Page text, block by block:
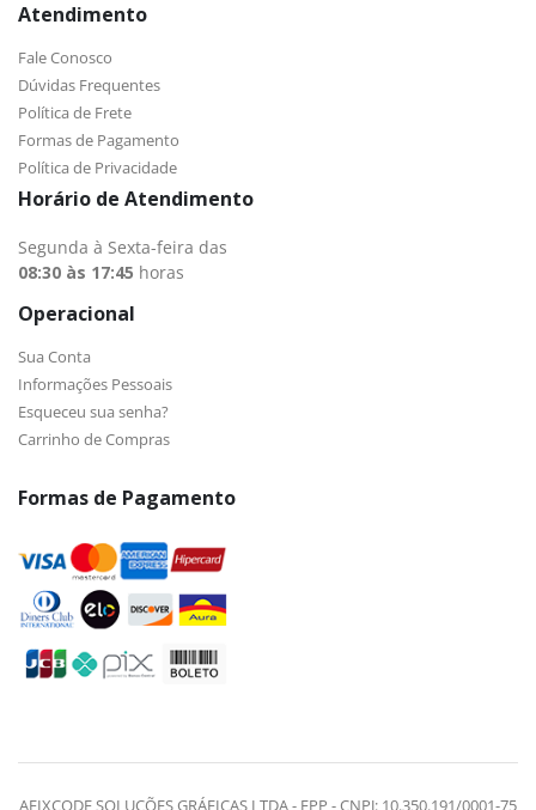
Atendimento
Fale Conosco
Dúvidas Frequentes
Política de Frete
Formas de Pagamento
Política de Privacidade
Horário de Atendimento
Segunda à Sexta-feira das
08:30 às 17:45 horas
Operacional
Sua Conta
Informações Pessoais
Esqueceu sua senha?
Carrinho de Compras
Formas de Pagamento
AFIXCODE SOLUÇÕES GRÁFICAS LTDA - EPP - CNPJ: 10.350.191/0001-75